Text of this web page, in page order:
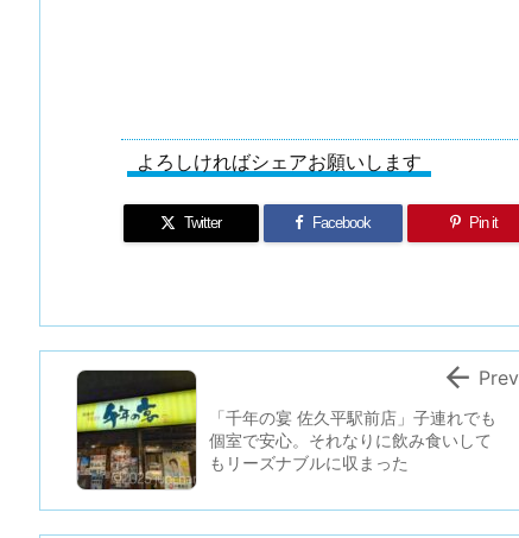
よろしければシェアお願いします
Twitter Facebook Pin it
「千年の宴 佐久平駅前店」子連れでも
個室で安心。それなりに飲み食いして
もリーズナブルに収まった
 Prev